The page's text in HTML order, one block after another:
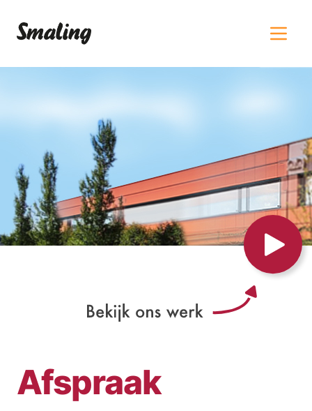
Afspraak